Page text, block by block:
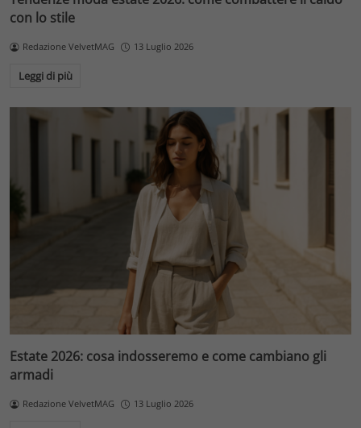
con lo stile
Redazione VelvetMAG 13 Luglio 2026
Leggi di più
Estate 2026: cosa indosseremo e come cambiano gli
armadi
Redazione VelvetMAG 13 Luglio 2026